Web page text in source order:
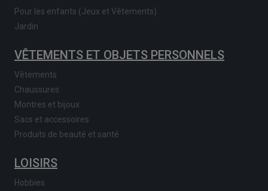
Pour les enfants (Jeux et Vêtements)
Jardin
VÊTEMENTS ET OBJETS PERSONNELS
Vêtements
Chaussures
Montres et bijoux
Sacs et accessoires
Produits de beauté et santé
LOISIRS
Hobbies